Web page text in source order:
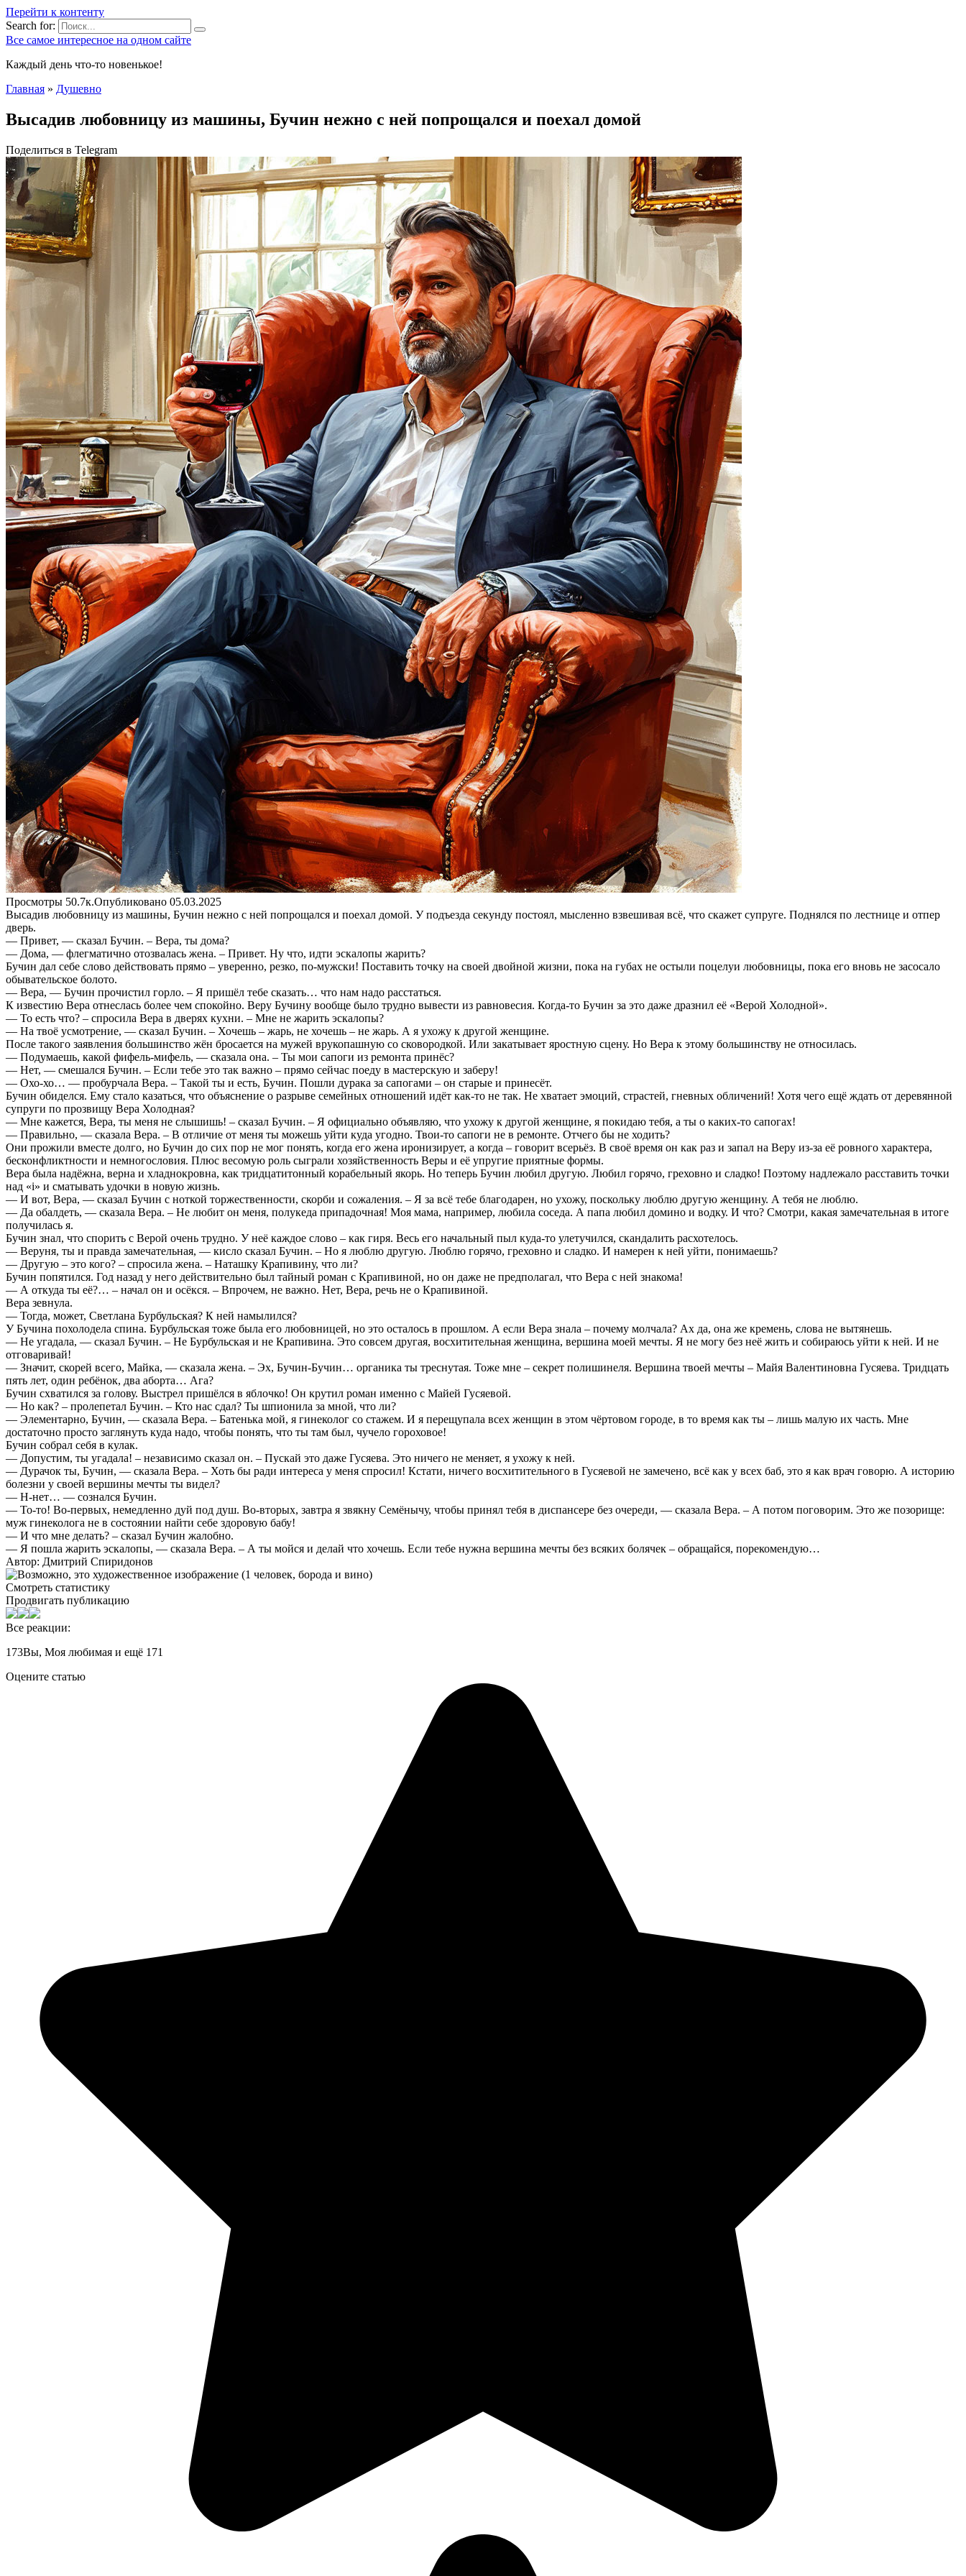
Перейти к контенту
Search for:
Все самое интересное на одном сайте
Каждый день что-то новенькое!
Главная » Душевно
Высадив любовницу из машины, Бучин нежно с ней попрощался и поехал домой
Поделиться в Telegram
Просмотры 50.7к.Опубликовано 05.03.2025
Высадив любовницу из машины, Бучин нежно с ней попрощался и поехал домой. У подъезда секунду постоял, мысленно взвешивая всё, что скажет супруге. Поднялся по лестнице и отпер
дверь.
— Привет, — сказал Бучин. – Вера, ты дома?
— Дома, — флегматично отозвалась жена. – Привет. Ну что, идти эскалопы жарить?
Бучин дал себе слово действовать прямо – уверенно, резко, по-мужски! Поставить точку на своей двойной жизни, пока на губах не остыли поцелуи любовницы, пока его вновь не засосало
обывательское болото.
— Вера, — Бучин прочистил горло. – Я пришёл тебе сказать… что нам надо расстаться.
К известию Вера отнеслась более чем спокойно. Веру Бучину вообще было трудно вывести из равновесия. Когда-то Бучин за это даже дразнил её «Верой Холодной».
— То есть что? – спросила Вера в дверях кухни. – Мне не жарить эскалопы?
— На твоё усмотрение, — сказал Бучин. – Хочешь – жарь, не хочешь – не жарь. А я ухожу к другой женщине.
После такого заявления большинство жён бросается на мужей врукопашную со сковородкой. Или закатывает яростную сцену. Но Вера к этому большинству не относилась.
— Подумаешь, какой фифель-мифель, — сказала она. – Ты мои сапоги из ремонта принёс?
— Нет, — смешался Бучин. – Если тебе это так важно – прямо сейчас поеду в мастерскую и заберу!
— Охо-хо… — пробурчала Вера. – Такой ты и есть, Бучин. Пошли дурака за сапогами – он старые и принесёт.
Бучин обиделся. Ему стало казаться, что объяснение о разрыве семейных отношений идёт как-то не так. Не хватает эмоций, страстей, гневных обличений! Хотя чего ещё ждать от деревянной
супруги по прозвищу Вера Холодная?
— Мне кажется, Вера, ты меня не слышишь! – сказал Бучин. – Я официально объявляю, что ухожу к другой женщине, я покидаю тебя, а ты о каких-то сапогах!
— Правильно, — сказала Вера. – В отличие от меня ты можешь уйти куда угодно. Твои-то сапоги не в ремонте. Отчего бы не ходить?
Они прожили вместе долго, но Бучин до сих пор не мог понять, когда его жена иронизирует, а когда – говорит всерьёз. В своё время он как раз и запал на Веру из-за её ровного характера,
бесконфликтности и немногословия. Плюс весомую роль сыграли хозяйственность Веры и её упругие приятные формы.
Вера была надёжна, верна и хладнокровна, как тридцатитонный корабельный якорь. Но теперь Бучин любил другую. Любил горячо, греховно и сладко! Поэтому надлежало расставить точки
над «i» и сматывать удочки в новую жизнь.
— И вот, Вера, — сказал Бучин с ноткой торжественности, скорби и сожаления. – Я за всё тебе благодарен, но ухожу, поскольку люблю другую женщину. А тебя не люблю.
— Да обалдеть, — сказала Вера. – Не любит он меня, полукеда припадочная! Моя мама, например, любила соседа. А папа любил домино и водку. И что? Смотри, какая замечательная в итоге
получилась я.
Бучин знал, что спорить с Верой очень трудно. У неё каждое слово – как гиря. Весь его начальный пыл куда-то улетучился, скандалить расхотелось.
— Веруня, ты и правда замечательная, — кисло сказал Бучин. – Но я люблю другую. Люблю горячо, греховно и сладко. И намерен к ней уйти, понимаешь?
— Другую – это кого? – спросила жена. – Наташку Крапивину, что ли?
Бучин попятился. Год назад у него действительно был тайный роман с Крапивиной, но он даже не предполагал, что Вера с ней знакома!
— А откуда ты её?… – начал он и осёкся. – Впрочем, не важно. Нет, Вера, речь не о Крапивиной.
Вера зевнула.
— Тогда, может, Светлана Бурбульская? К ней намылился?
У Бучина похолодела спина. Бурбульская тоже была его любовницей, но это осталось в прошлом. А если Вера знала – почему молчала? Ах да, она же кремень, слова не вытянешь.
— Не угадала, — сказал Бучин. – Не Бурбульская и не Крапивина. Это совсем другая, восхитительная женщина, вершина моей мечты. Я не могу без неё жить и собираюсь уйти к ней. И не
отговаривай!
— Значит, скорей всего, Майка, — сказала жена. – Эх, Бучин-Бучин… органика ты треснутая. Тоже мне – секрет полишинеля. Вершина твоей мечты – Майя Валентиновна Гусяева. Тридцать
пять лет, один ребёнок, два аборта… Ага?
Бучин схватился за голову. Выстрел пришёлся в яблочко! Он крутил роман именно с Майей Гусяевой.
— Но как? – пролепетал Бучин. – Кто нас сдал? Ты шпионила за мной, что ли?
— Элементарно, Бучин, — сказала Вера. – Батенька мой, я гинеколог со стажем. И я перещупала всех женщин в этом чёртовом городе, в то время как ты – лишь малую их часть. Мне
достаточно просто заглянуть куда надо, чтобы понять, что ты там был, чучело гороховое!
Бучин собрал себя в кулак.
— Допустим, ты угадала! – независимо сказал он. – Пускай это даже Гусяева. Это ничего не меняет, я ухожу к ней.
— Дурачок ты, Бучин, — сказала Вера. – Хоть бы ради интереса у меня спросил! Кстати, ничего восхитительного в Гусяевой не замечено, всё как у всех баб, это я как врач говорю. А историю
болезни у своей вершины мечты ты видел?
— Н-нет… — сознался Бучин.
— То-то! Во-первых, немедленно дуй под душ. Во-вторых, завтра я звякну Семёнычу, чтобы принял тебя в диспансере без очереди, — сказала Вера. – А потом поговорим. Это же позорище:
муж гинеколога не в состоянии найти себе здоровую бабу!
— И что мне делать? – сказал Бучин жалобно.
— Я пошла жарить эскалопы, — сказала Вера. – А ты мойся и делай что хочешь. Если тебе нужна вершина мечты без всяких болячек – обращайся, порекомендую…
Автор: Дмитрий Спиридонов
Смотреть статистику
Продвигать публикацию
Все реакции:
173Вы, Моя любимая и ещё 171
Оцените статью